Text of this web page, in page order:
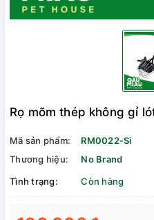
Rọ mõm thép không gỉ
Mã sản phẩm:
RM0022-Si
Thương hiệu:
No Brand
Tình trạng:
Còn hàng